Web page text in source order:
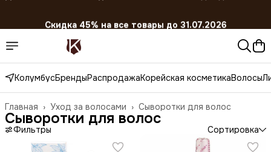
КолумбусБрендыРаспродажаКорейская косметикаВолосы
Сыворотки для волос
Уход за волосами ›
Главная ›
Сыворотки для волос
Фильтры Сортировка